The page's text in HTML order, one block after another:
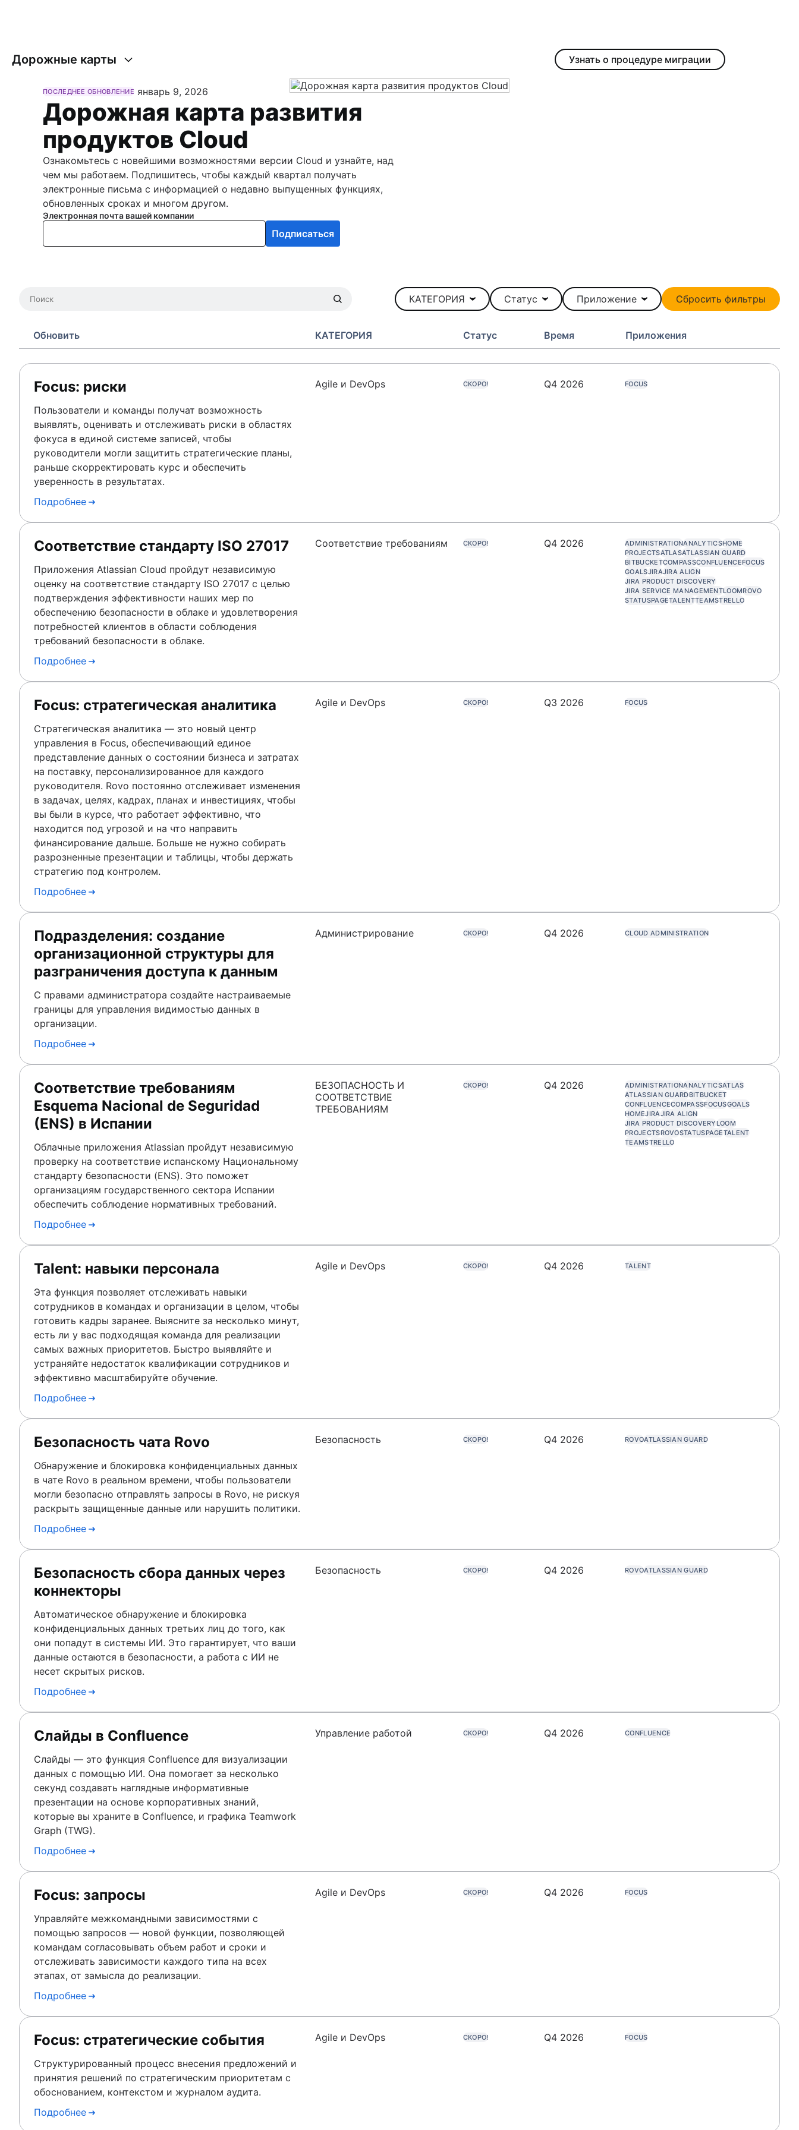
Дорожные карты Узнать о процедуре миграции
ПОСЛЕДНЕЕ ОБНОВЛЕНИЕ январь 9, 2026
Дорожная карта развития
продуктов Cloud
Ознакомьтесь с новейшими возможностями версии Cloud и узнайте, над
чем мы работаем. Подпишитесь, чтобы каждый квартал получать
электронные письма с информацией о недавно выпущенных функциях,
обновленных сроках и многом другом.
Электронная почта вашей компании
Подписаться
КАТЕГОРИЯ Статус Приложение Сбросить фильтры
Обновить КАТЕГОРИЯ Статус Время Приложения
Focus: риски
Пользователи и команды получат возможность
выявлять, оценивать и отслеживать риски в областях
фокуса в единой системе записей, чтобы
руководители могли защитить стратегические планы,
раньше скорректировать курс и обеспечить
уверенность в результатах.
Подробнее
Agile и DevOps СКОРО! Q4 2026 FOCUS
Соответствие стандарту ISO 27017
Приложения Atlassian Cloud пройдут независимую
оценку на соответствие стандарту ISO 27017 с целью
подтверждения эффективности наших мер по
обеспечению безопасности в облаке и удовлетворения
потребностей клиентов в области соблюдения
требований безопасности в облаке.
Подробнее
Соответствие требованиям СКОРО! Q4 2026 ADMINISTRATIONANALYTICSHOME
PROJECTSATLASATLASSIAN GUARD
BITBUCKETCOMPASSCONFLUENCEFOCUS
GOALSJIRAJIRA ALIGN
JIRA PRODUCT DISCOVERY
JIRA SERVICE MANAGEMENTLOOMROVO
STATUSPAGETALENTTEAMSTRELLO
Focus: стратегическая аналитика
Стратегическая аналитика — это новый центр
управления в Focus, обеспечивающий единое
представление данных о состоянии бизнеса и затратах
на поставку, персонализированное для каждого
руководителя. Rovo постоянно отслеживает изменения
в задачах, целях, кадрах, планах и инвестициях, чтобы
вы были в курсе, что работает эффективно, что
находится под угрозой и на что направить
финансирование дальше. Больше не нужно собирать
разрозненные презентации и таблицы, чтобы держать
стратегию под контролем.
Подробнее
Agile и DevOps СКОРО! Q3 2026 FOCUS
Подразделения: создание
организационной структуры для
разграничения доступа к данным
С правами администратора создайте настраиваемые
границы для управления видимостью данных в
организации.
Подробнее
Администрирование СКОРО! Q4 2026 CLOUD ADMINISTRATION
Соответствие требованиям
Esquema Nacional de Seguridad
(ENS) в Испании
Облачные приложения Atlassian пройдут независимую
проверку на соответствие испанскому Национальному
стандарту безопасности (ENS). Это поможет
организациям государственного сектора Испании
обеспечить соблюдение нормативных требований.
Подробнее
БЕЗОПАСНОСТЬ И
СООТВЕТСТВИЕ
ТРЕБОВАНИЯМ
СКОРО! Q4 2026 ADMINISTRATIONANALYTICSATLAS
ATLASSIAN GUARDBITBUCKET
CONFLUENCECOMPASSFOCUSGOALS
HOMEJIRAJIRA ALIGN
JIRA PRODUCT DISCOVERYLOOM
PROJECTSROVOSTATUSPAGETALENT
TEAMSTRELLO
Talent: навыки персонала
Эта функция позволяет отслеживать навыки
сотрудников в командах и организации в целом, чтобы
готовить кадры заранее. Выясните за несколько минут,
есть ли у вас подходящая команда для реализации
самых важных приоритетов. Быстро выявляйте и
устраняйте недостаток квалификации сотрудников и
эффективно масштабируйте обучение.
Подробнее
Agile и DevOps СКОРО! Q4 2026 TALENT
Безопасность чата Rovo
Обнаружение и блокировка конфиденциальных данных
в чате Rovo в реальном времени, чтобы пользователи
могли безопасно отправлять запросы в Rovo, не рискуя
раскрыть защищенные данные или нарушить политики.
Подробнее
Безопасность СКОРО! Q4 2026 ROVOATLASSIAN GUARD
Безопасность сбора данных через
коннекторы
Автоматическое обнаружение и блокировка
конфиденциальных данных третьих лиц до того, как
они попадут в системы ИИ. Это гарантирует, что ваши
данные остаются в безопасности, а работа с ИИ не
несет скрытых рисков.
Подробнее
Безопасность СКОРО! Q4 2026 ROVOATLASSIAN GUARD
Слайды в Confluence
Слайды — это функция Confluence для визуализации
данных с помощью ИИ. Она помогает за несколько
секунд создавать наглядные информативные
презентации на основе корпоративных знаний,
которые вы храните в Confluence, и графика Teamwork
Graph (TWG).
Подробнее
Управление работой СКОРО! Q4 2026 CONFLUENCE
Focus: запросы
Управляйте межкомандными зависимостями с
помощью запросов — новой функции, позволяющей
командам согласовывать объем работ и сроки и
отслеживать зависимости каждого типа на всех
этапах, от замысла до реализации.
Подробнее
Agile и DevOps СКОРО! Q4 2026 FOCUS
Focus: стратегические события
Структурированный процесс внесения предложений и
принятия решений по стратегическим приоритетам с
обоснованием, контекстом и журналом аудита.
Подробнее
Agile и DevOps СКОРО! Q4 2026 FOCUS